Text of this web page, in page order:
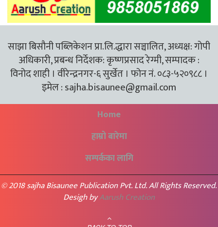
साझा बिसौनी पब्लिकेशन प्रा.लि.द्धारा सञ्चालित, अध्यक्ष: गोपी
अधिकारी, प्रबन्ध निर्देशक: कृष्णप्रसाद रेग्मी, सम्पादक :
विनोद शाही । वीरेन्द्रनगर-६ सुर्खेत । फोन नं. ०८३-५२०९८८ ।
इमेल :sajha.bisaunee@gmail.com
Home
हाम्रो बारेमा
सम्पर्कका लागि
© 2018 sajha Bisaunee Publication Pvt. Ltd. All Rights Reserved.
Desigh byAarush Creation